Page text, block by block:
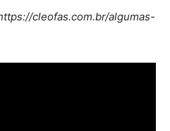
cleofas.com.br/algumas-